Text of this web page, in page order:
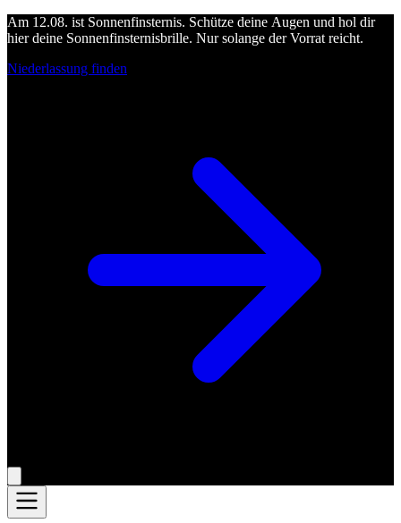
Am 12.08. ist Sonnenfinsternis. Schütze deine Augen und hol dir
hier deine Sonnenfinsternisbrille. Nur solange der Vorrat reicht.
Niederlassung finden